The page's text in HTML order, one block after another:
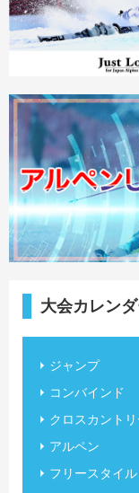
大会カレン
ジャンプ
コンバインド
クロスカントリ
アルペン
フリースタイル